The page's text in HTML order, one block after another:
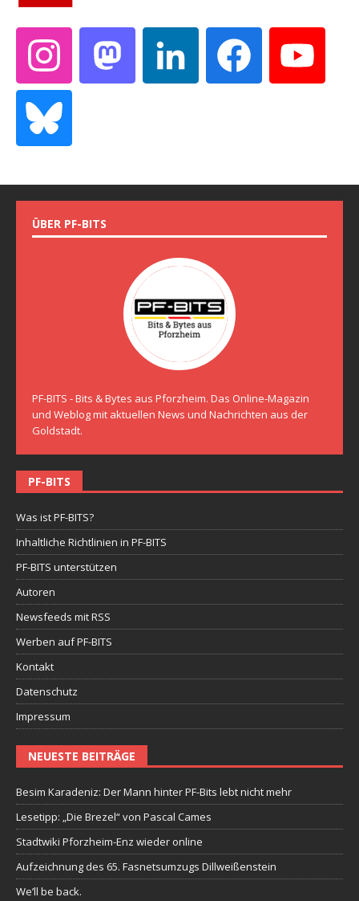
ÜBER PF-BITS
PF-BITS - Bits & Bytes aus Pforzheim. Das Online-Magazin
und Weblog mit aktuellen News und Nachrichten aus der
Goldstadt.
PF-BITS
Was ist PF-BITS?
Inhaltliche Richtlinien in PF-BITS
PF-BITS unterstützen
Autoren
Newsfeeds mit RSS
Werben auf PF-BITS
Kontakt
Datenschutz
Impressum
NEUESTE BEITRÄGE
Besim Karadeniz: Der Mann hinter PF-Bits lebt nicht mehr
Lesetipp: „Die Brezel“ von Pascal Cames
Stadtwiki Pforzheim-Enz wieder online
Aufzeichnung des 65. Fasnetsumzugs Dillweißenstein
We’ll be back.